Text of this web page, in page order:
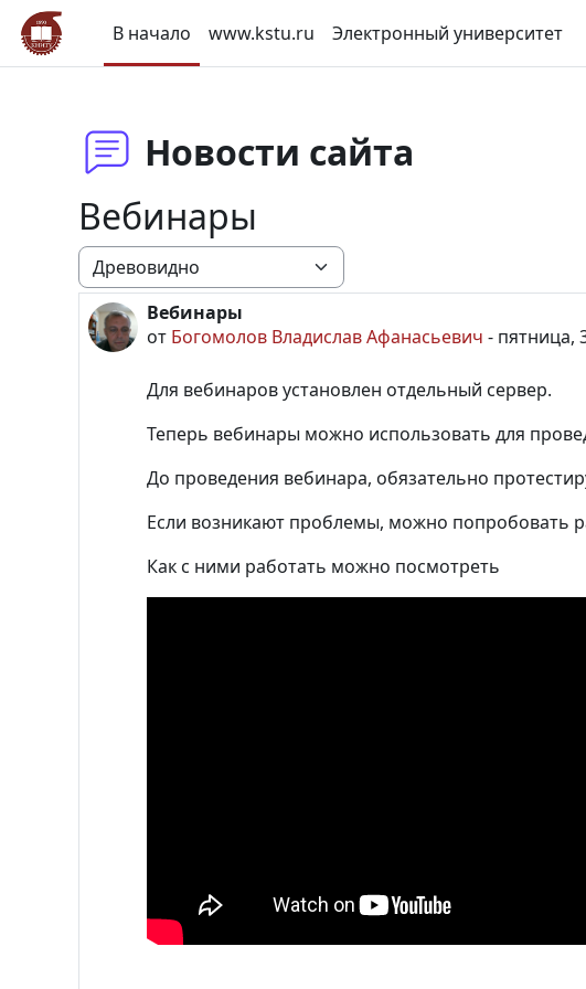
Перейти к основному содержанию
В начало
www.kstu.ru Электронный университет
Новости сайта
Вебинары
Режим отображения
Вебинары
от Богомолов Владислав Афанасьевич - пятница,
Количество ответов: 0
Для вебинаров установлен отдельный сервер.
Теперь вебинары можно использовать для
До проведения вебинара, обязательно
Если возникают проблемы, можно попробовать
Как с ними работать можно посмотреть